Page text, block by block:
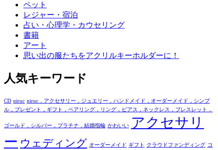
ペット
レジャー・宿泊
占い・心理学・カウセリング
書籍
アート
思い出の服たちをアクリルキーホルダーに！
人気キーワード
CD niruc niruc，アクセサリー，ジュエリー，ハンドメイド，オーダーメイド，シンプ
ル，プレゼント，ギフト，ペアリング，リング，ピアス，ネックレス，ブレスレット，
ゴールド，シルバー，プラチナ，結婚指輪 かわいい
アクセサリ
ー ウェディング オーダーメイド ギフト クラウドファンディング コ